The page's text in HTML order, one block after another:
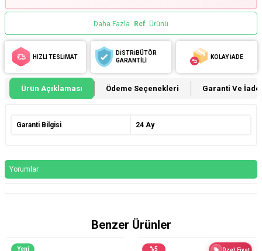
Daha Fazla Rcf Ürünü
HIZLI TESLİMAT
DİSTRİBÜTÖR
GARANTİLİ
KOLAY İADE
Ürün Açıklaması Ödeme Seçenekleri Garanti Ve İade
Garanti Bilgisi 24 Ay
Yorumlar
Benzer Ürünler
Yeni %5 Özel Fiyat